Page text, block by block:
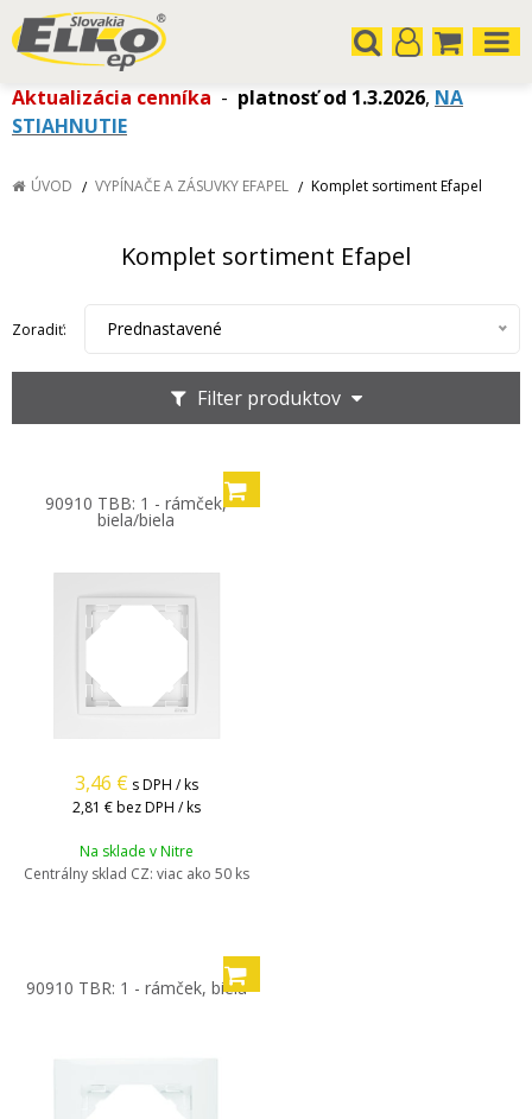
Aktualizácia cenníka - platnosť od 1.3.2026, NA
STIAHNUTIE
ÚVOD VYPÍNAČE A ZÁSUVKY EFAPEL Komplet sortiment Efapel
Komplet sortiment Efapel
Filter produktov
Zoradiť: Prednastavené
90910 TBB: 1 - rámček,
biela/biela
3,46 € s DPH / ks
2,81 € bez DPH / ks
Na sklade v Nitre
Centrálny sklad CZ: viac ako 50 ks
90910 TBR: 1 - rámček, biela